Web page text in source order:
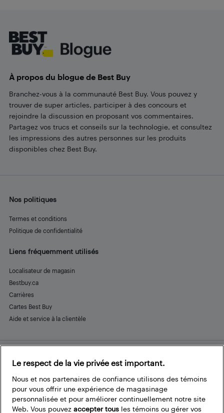
À propos du blogue de Best Buy
Branchez-vous à la communauté Best Buy. Vous pouvez y
trouver de super articles, participer à des concours et
rejoindre la discussion en proposant vos commentaires.
Partagez vos trucs et conseils sur la technologie, et consultez
les impressions des autres personnes sur les produits
disponibles chez Best Buy.
Nos politiques
Termes et conditions
Politique de confidentialité
Liens fréquemment utilisés
Localisateur de magasin
Bestbuy.ca
Carrières
Cartes Best Buy
Aide et service à la clientèle
Restez connecté
FacebookInstagram
PinterestLinkedInYouTube
Le respect de la vie privée est important.
Nous et nos partenaires de confiance utilisons des témoins
pour vous offrir une expérience de magasinage
personnalisée et pour améliorer continuellement notre site
Web. Vous pouvez accepter tous les témoins ou gérer vos